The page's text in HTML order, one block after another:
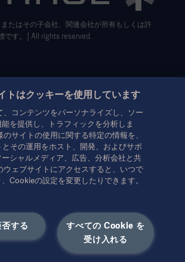
ター
クト・リクエスト（英語）
たはその子会社、関連会社が所有もしくは許
です。│All rights reserved.
を対象とした情報提供のみを目的としているた
サービスマニュアルまたは医療アドバイスの代
ことはできません。ゲティンゲは、この資料に
いかなる者の行為または不作為に対しても、一
務を負いません。ご使用になられる場合は、ご
行ってください。
可されていない場合があります。ゲティンゲの
く、本情報の全部または一部を複製または使用
せん。
外の方々を対象としています。
トはクッキーを使用しています
コンテンツをパーソナライズし、ソー
を提供し、トラフィックを分析しま
サイトの使用に関する特定の情報を、
その運用をホスト、開発、およびサポ
シャルメディア、広告、分析会社と共
ウェブサイトにアクセスすると、いつで
Cookieの設定を変更したりできます。
すべての Cookie を
受け入れる
する